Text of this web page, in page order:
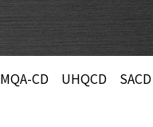
MQA-CD UHQCD